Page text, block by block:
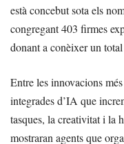
està concebut sota els
congregant 403 firmes
donant a conèixer un
Entre les innovacions
integrades d’IA que
tasques, la creativitat i la
mostraran agents que